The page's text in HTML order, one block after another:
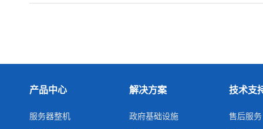
产品中心
服务器整机
解决方案
政府基础设施
技术支
售后服务